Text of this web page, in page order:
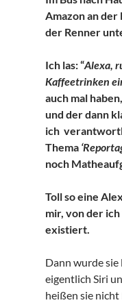
Amazon an der
der Renner
Ich las: “Alexa,
Kaffeetrinken
auch mal
und der dann
ich
Thema
noch
Toll so eine
mir, von der
existiert.
Dann wurde
eigentlich Siri
heißen sie